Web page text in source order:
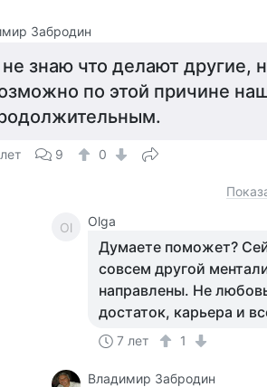
Забродин
знаю что делают другие,
по этой причине
9 0
Ol Olga
Думаете поможет?
совсем другой
направлены. Не
достаток, карьера и
7 лет 1
Владимир Забродин